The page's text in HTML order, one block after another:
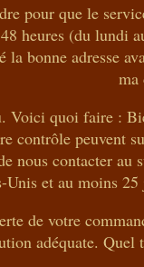
pour que le
heures (du lundi
la bonne adresse
ma
Voici quoi faire :
contrôle peuvent
nous contacter
et au moins
de votre
adéquate. Quel